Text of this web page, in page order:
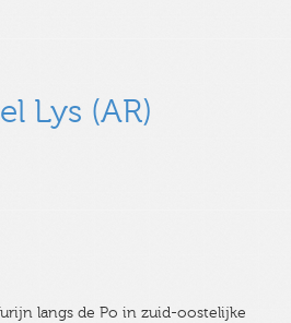
Lys (AR)
langs de Po in zuid-oostelijke